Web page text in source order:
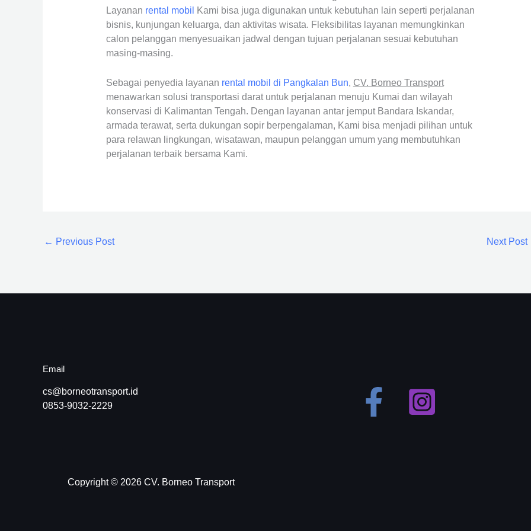
Layanan rental mobil
Kami bisa juga digunakan untuk kebutuhan lain seperti perjalanan
bisnis, kunjungan keluarga, dan aktivitas wisata. Fleksibilitas layanan memungkinkan
calon pelanggan menyesuaikan jadwal dengan tujuan perjalanan sesuai kebutuhan
masing-masing.
Sebagai penyedia layanan rental mobil di Pangkalan Bun, CV. Borneo Transport
menawarkan solusi transportasi darat untuk perjalanan menuju Kumai dan wilayah
konservasi di Kalimantan Tengah. Dengan layanan antar jemput Bandara Iskandar,
armada terawat, serta dukungan sopir berpengalaman, Kami bisa menjadi pilihan untuk
para relawan lingkungan, wisatawan, maupun pelanggan umum yang membutuhkan
perjalanan terbaik bersama Kami.
← Previous Post Next Post
Email
cs@borneotransport.id
0853-9032-2229
Copyright © 2026 CV. Borneo Transport